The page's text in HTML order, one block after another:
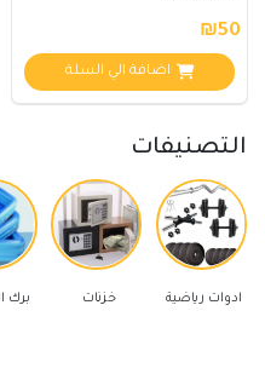
₪50
اضافة الي السلة
التصنيفات
خزنات برك السباحة